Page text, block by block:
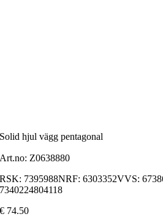
Solid hjul vägg pentagonal
Art.no: Z0638880
RSK: 7395988NRF: 6303352VVS:
7340224804118
€ 74.50